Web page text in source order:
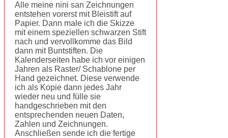
Alle meine nini san Zeichnungen
entstehen vorerst mit Bleistift auf
Papier. Dann male ich die Skizze
mit einem speziellen schwarzen Stift
nach und vervollkomme das Bild
dann mit Buntstiften. Die
Kalenderseiten habe ich vor einigen
Jahren als Raster/ Schablone per
Hand gezeichnet. Diese verwende
ich als Kopie dann jedes Jahr
wieder neu und fülle sie
handgeschrieben mit den
entsprechenden neuen Daten,
Zahlen und Zeichnungen.
Anschließen sende ich die fertige